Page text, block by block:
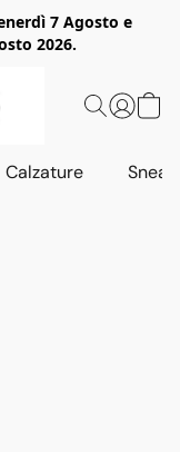
7 Agosto e
2026.
Calzature